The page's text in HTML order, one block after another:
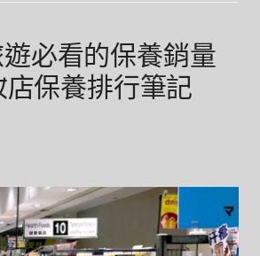
必看的保養銷量
保養排行筆記